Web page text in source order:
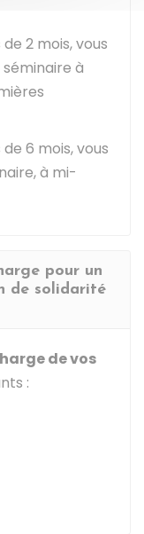
2 mois, vous
à
6 mois, vous
à mi-
pour un
de solidarité
de vos
: